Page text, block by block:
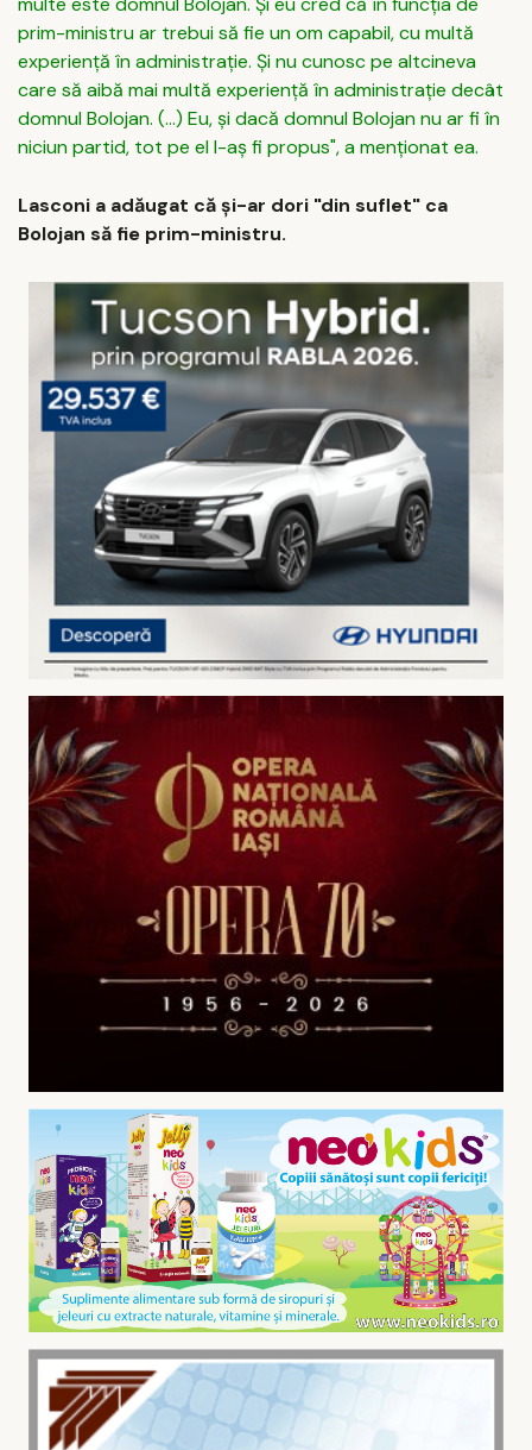
prim-ministru ar trebui să fie un om capabil, cu multă
experienţă în administraţie. Şi nu cunosc pe altcineva
care să aibă mai multă experienţă în administraţie decât
domnul Bolojan. (...) Eu, şi dacă domnul Bolojan nu ar fi în
niciun partid, tot pe el l-aş fi propus", a menţionat ea.
Lasconi a adăugat că şi-ar dori "din suflet" ca
Bolojan să fie prim-ministru.